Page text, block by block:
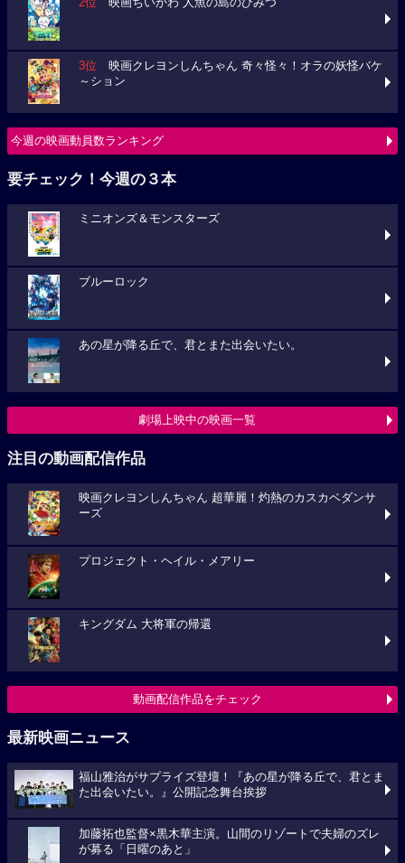
2位 映画ちいかわ 人魚の島のひみつ
3位 映画クレヨンしんちゃん 奇々怪々！オラの妖怪バケ
～ション
今週の映画動員数ランキング
要チェック！今週の３本
ミニオンズ＆モンスターズ
ブルーロック
あの星が降る丘で、君とまた出会いたい。
劇場上映中の映画一覧
注目の動画配信作品
映画クレヨンしんちゃん 超華麗！灼熱のカスカベダンサ
ーズ
プロジェクト・ヘイル・メアリー
キングダム 大将軍の帰還
動画配信作品をチェック
最新映画ニュース
福山雅治がサプライズ登壇！『あの星が降る丘で、君とま
た出会いたい。』公開記念舞台挨拶
加藤拓也監督×黒木華主演。山間のリゾートで夫婦のズレ
が募る「日曜のあと」